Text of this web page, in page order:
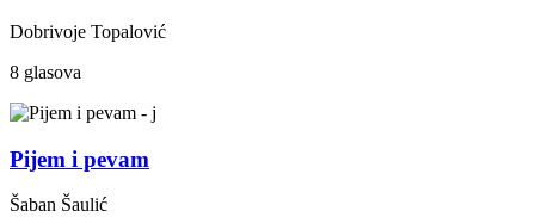
Dobrivoje Topalović
8 glasova
Pijem i pevam
Šaban Šaulić